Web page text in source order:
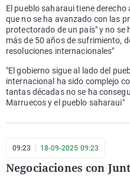
El pueblo saharaui tiene
que no se ha avanzado con las
protectorado de un país" y no se
más de 50 años de sufrimiento,
resoluciones internacionales"
"El gobierno sigue al lado del
internacional ha sido complejo
tantas décadas no se ha
Marruecos y el pueblo saharaui"
09:23 18-09-2025 09:23
Negociaciones con